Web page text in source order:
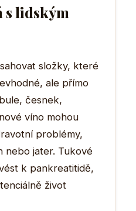
s lidským
složky, které
ale přímo
česnek,
víno mohou
problémy,
nebo jater. Tukové
k pankreatitidě,
život